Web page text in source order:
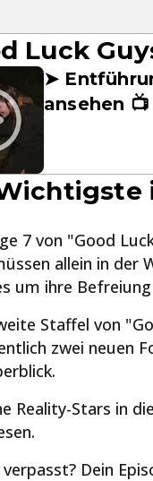
Luck
➤
ansehen 📺
7 von "Good
allein in der
um ihre
Staffel von
zwei neuen
Reality-Stars in
verpasst? Dein